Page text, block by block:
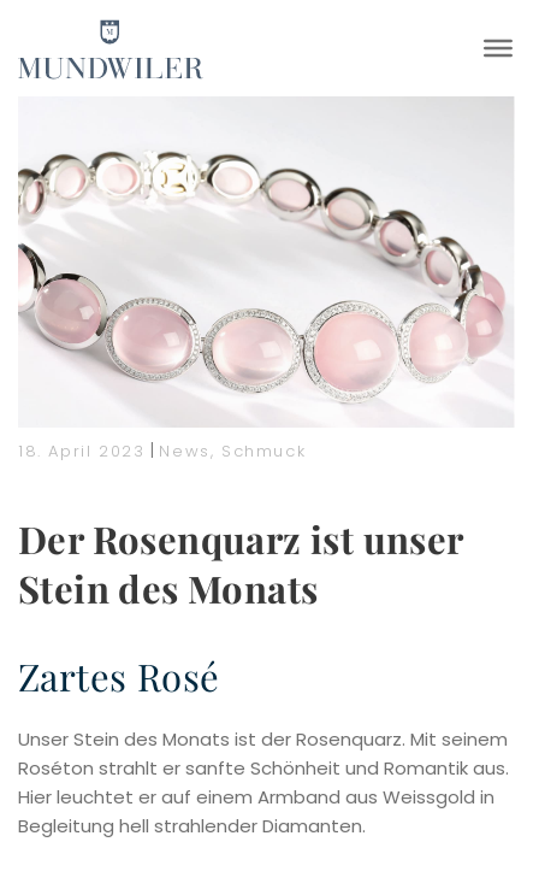
×
18. April 2023 | News, Schmuck
Der Rosenquarz ist unser
Stein des Monats
Zartes Rosé
Unser Stein des Monats ist der Rosenquarz. Mit seinem
Roséton strahlt er sanfte Schönheit und Romantik aus.
Hier leuchtet er auf einem Armband aus Weissgold in
Begleitung hell strahlender Diamanten.